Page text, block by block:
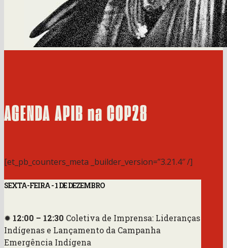
AGENDA APIB na COP28
[et_pb_counters_meta _builder_version=”3.21.4″ /]
SEXTA-FEIRA - 1 DE DEZEMBRO
✹ 12:00 – 12:30 Coletiva de Imprensa: Lideranças
Indígenas e Lançamento da Campanha
Emergência Indígena